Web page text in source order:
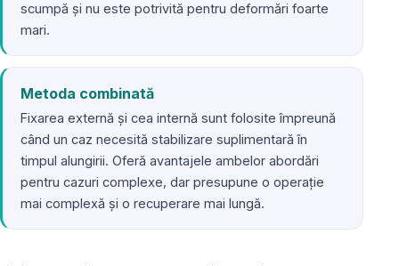
scumpă și nu este potrivită pentru deformări foarte
mari.
Metoda combinată
Fixarea externă și cea internă sunt folosite împreună
când un caz necesită stabilizare suplimentară în
timpul alungirii. Oferă avantajele ambelor abordări
pentru cazuri complexe, dar presupune o operație
mai complexă și o recuperare mai lungă.